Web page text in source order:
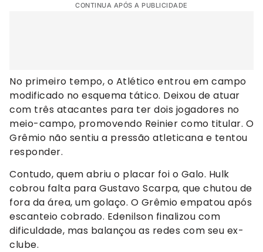
CONTINUA APÓS A PUBLICIDADE
No primeiro tempo, o Atlético entrou em campo
modificado no esquema tático. Deixou de atuar
com três atacantes para ter dois jogadores no
meio-campo, promovendo Reinier como titular. O
Grêmio não sentiu a pressão atleticana e tentou
responder.
Contudo, quem abriu o placar foi o Galo. Hulk
cobrou falta para Gustavo Scarpa, que chutou de
fora da área, um golaço. O Grêmio empatou após
escanteio cobrado. Edenilson finalizou com
dificuldade, mas balançou as redes com seu ex-
clube.